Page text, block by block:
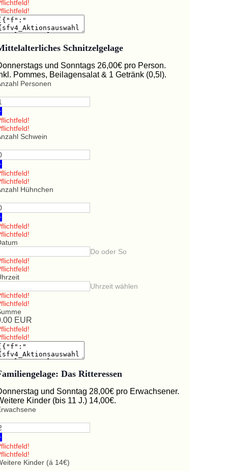
Schnitzelgelage
und Sonntags 26,00€ pro Person.
Pommes, Beilagensalat & 1 Getränk (0,5l).
Personen
Schwein
Hühnchen
Do oder So
Uhrzeit wählen
EUR
Das Ritteressen
und Sonntag 28,00€ pro Erwachsener.
Kinder (bis 11 J.) 14,00€.
Kinder (á 14€)